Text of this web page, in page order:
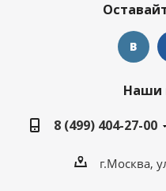
Наши
8 (499) 404-27-00
г.Москва,